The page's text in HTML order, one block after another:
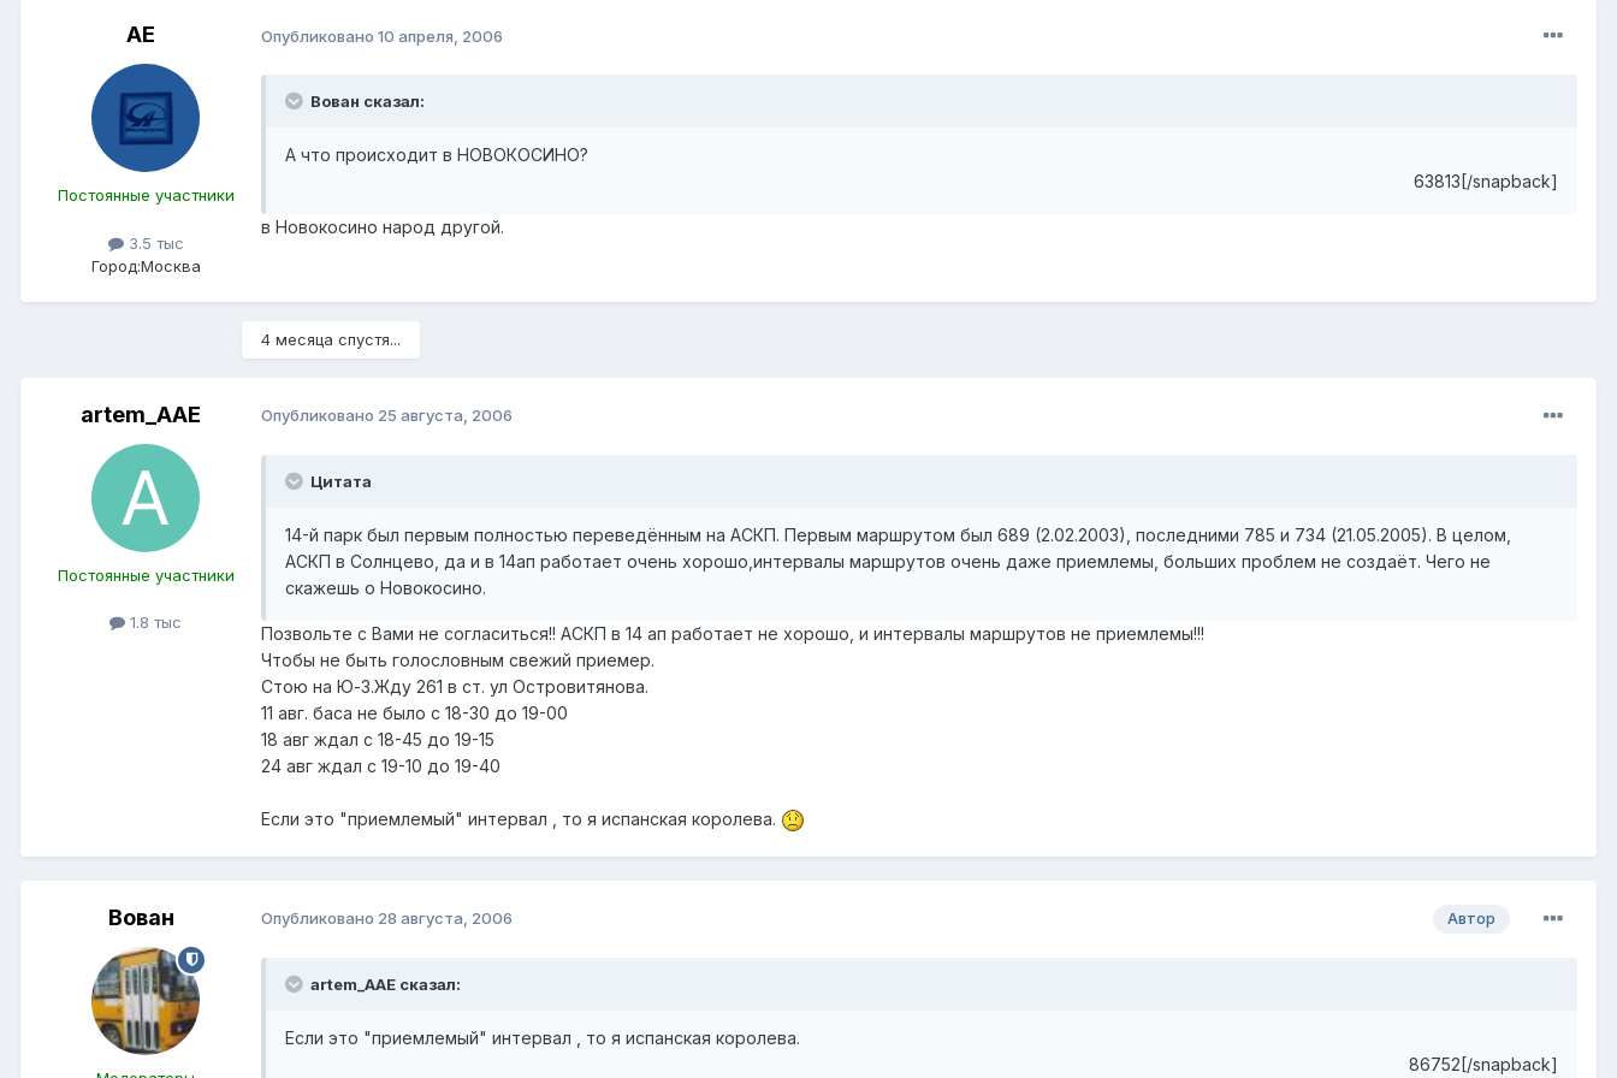
АЕ
Постоянные участники
3.5 тыс
Город:Москва
Опубликовано 10 апреля, 2006
Вован сказал:
А что происходит в НОВОКОСИНО?
63813[/snapback]
в Новокосино народ другой.
4 месяца спустя...
artem_AAE
Постоянные участники
1.8 тыс
Опубликовано 25 августа, 2006
Цитата
14-й парк был первым полностью переведённым на АСКП. Первым маршрутом был 689 (2.02.2003), последними 785 и 734 (21.05.2005). В целом,
АСКП в Солнцево, да и в 14ап работает очень хорошо,интервалы маршрутов очень даже приемлемы, больших проблем не создаёт. Чего не
скажешь о Новокосино.
Позвольте с Вами не согласиться!! АСКП в 14 ап работает не хорошо, и интервалы маршрутов не приемлемы!!!
Чтобы не быть голословным свежий приемер.
Стою на Ю-З.Жду 261 в ст. ул Островитянова.
11 авг. баса не было с 18-30 до 19-00
18 авг ждал с 18-45 до 19-15
24 авг ждал с 19-10 до 19-40
Если это "приемлемый" интервал , то я испанская королева.
Вован Автор
Опубликовано 28 августа, 2006
artem_AAE сказал:
Если это "приемлемый" интервал , то я испанская королева.
86752[/snapback]